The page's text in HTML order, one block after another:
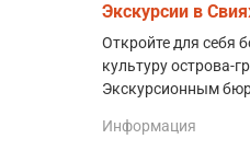
Экскурсии в
Откройте для себя
культуру острова-
Экскурсионным
Информация